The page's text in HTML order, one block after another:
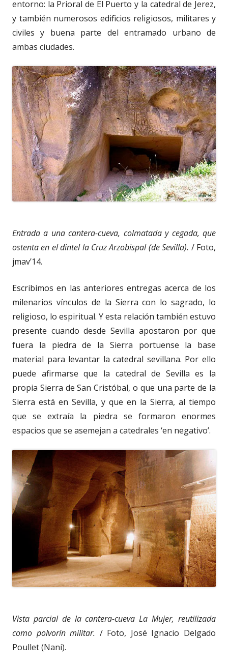
entorno: la Prioral de El Puerto y la catedral de Jerez,
y también numerosos edificios religiosos, militares y
civiles y buena parte del entramado urbano de
ambas ciudades.
Entrada a una cantera-cueva, colmatada y cegada, que
ostenta en el dintel la Cruz Arzobispal (de Sevilla). / Foto,
jmav’14.
Escribimos en las anteriores entregas acerca de los
milenarios vínculos de la Sierra con lo sagrado, lo
religioso, lo espiritual. Y esta relación también estuvo
presente cuando desde Sevilla apostaron por que
fuera la piedra de la Sierra portuense la base
material para levantar la catedral sevillana. Por ello
puede afirmarse que la catedral de Sevilla es la
propia Sierra de San Cristóbal, o que una parte de la
Sierra está en Sevilla, y que en la Sierra, al tiempo
que se extraía la piedra se formaron enormes
espacios que se asemejan a catedrales ‘en negativo’.
Vista parcial de la cantera-cueva La Mujer, reutilizada
como polvorín militar. / Foto, José Ignacio Delgado
Poullet (Nani).